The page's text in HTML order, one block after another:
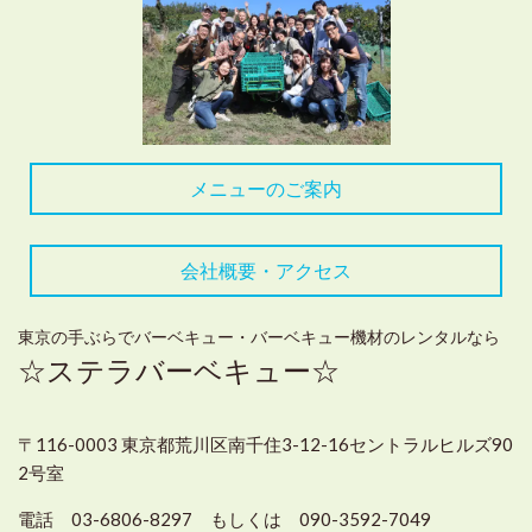
メニューのご案内
会社概要・アクセス
東京の手ぶらでバーベキュー・バーベキュー機材のレンタルなら
☆ステラバーベキュー☆
〒116-0003 東京都荒川区南千住3-12-16セントラルヒルズ90
2号室
電話 03-6806-8297 もしくは 090-3592-7049